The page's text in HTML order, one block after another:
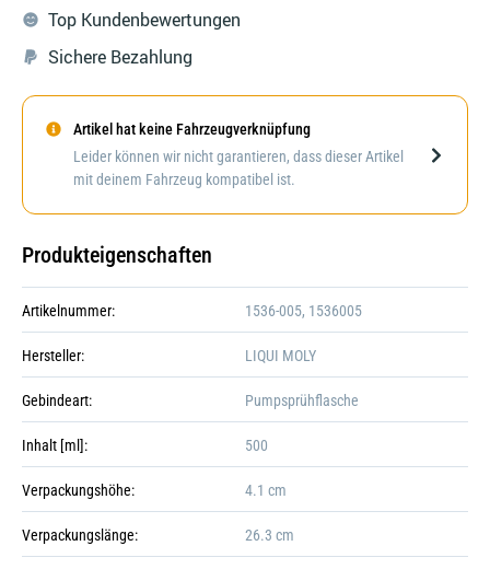
Top Kundenbewertungen
Sichere Bezahlung
Darstellung kann abweichen
+8
Artikel hat keine Fahrzeugverknüpfung
Leider können wir nicht garantieren, dass dieser Artikel
mit deinem Fahrzeug kompatibel ist.
Produkteigenschaften
Artikelnummer: 1536-005, 1536005
Hersteller: LIQUI MOLY
Gebindeart: Pumpsprühflasche
Inhalt [ml]: 500
Verpackungshöhe: 4.1 cm
Verpackungslänge: 26.3 cm